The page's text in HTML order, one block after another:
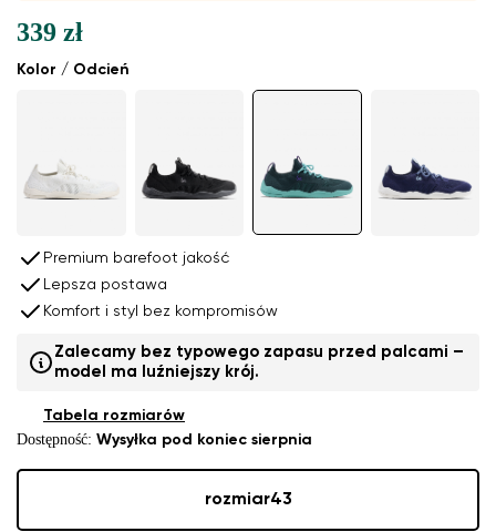
Kolor / Odcień
339 zł
Premium barefoot jakość
Lepsza postawa
Komfort i styl bez kompromisów
Zalecamy bez typowego zapasu przed palcami –
model ma luźniejszy krój.
Dostępność: Wysyłka pod koniec sierpnia
Tabela rozmiarów
rozmiar43